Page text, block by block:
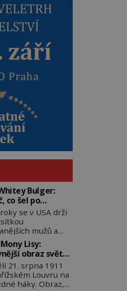
Bulger:
co šel po
se v USA drží
mužů a
to až na číslo
po Usámovi bin
(1957–2011). To je
Bulger
viněný ze
na 19
Lisy:
obraz světa
dva roky
21. srpna 1911
Louvru na
háky. Obraz,